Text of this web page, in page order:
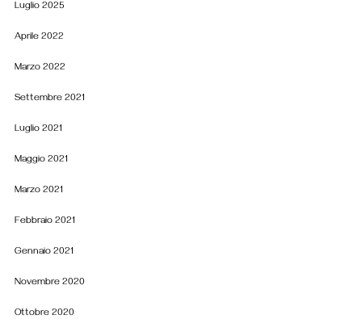
Luglio 2025
Aprile 2022
Marzo 2022
Settembre 2021
Luglio 2021
Maggio 2021
Marzo 2021
Febbraio 2021
Gennaio 2021
Novembre 2020
Ottobre 2020